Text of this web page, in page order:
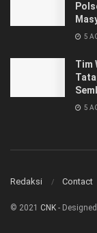
5
Tim
5
Redaksi Contact
© 2021 CNK -